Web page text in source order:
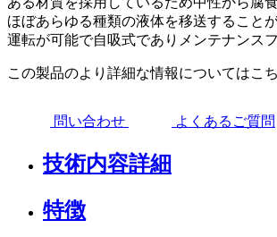
ほぼあらゆる種類の液体を移送すること
運転が可能で自吸式でありメンテナンスフ
この製品のより詳細な情報についてはこ
問い合わせ よくあるご質問
技術内容詳細
特徴